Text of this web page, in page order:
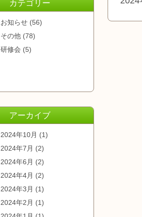
カテゴリー
お知らせ (56)
その他 (78)
研修会 (5)
アーカイブ
2024年10月 (1)
2024年7月 (2)
2024年6月 (2)
2024年4月 (2)
2024年3月 (1)
2024年2月 (1)